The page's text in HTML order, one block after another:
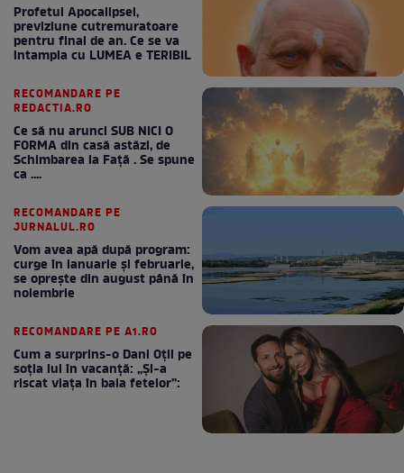
Profetul Apocalipsei,
previziune cutremuratoare
pentru final de an. Ce se va
intampla cu LUMEA e TERIBIL
RECOMANDARE PE
REDACTIA.RO
Ce să nu arunci SUB NICI O
FORMA din casă astăzi, de
Schimbarea la Față . Se spune
ca ....
RECOMANDARE PE
JURNALUL.RO
Vom avea apă după program:
curge în ianuarie și februarie,
se oprește din august până în
noiembrie
RECOMANDARE PE A1.RO
Cum a surprins-o Dani Oțil pe
soția lui în vacanță: „Și-a
riscat viața în baia fetelor”: